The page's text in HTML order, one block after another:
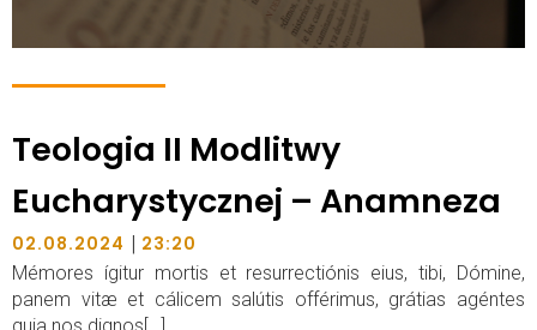
Teologia II Modlitwy
Eucharystycznej – Anamneza
02.08.2024 | 23:20
Mémores ígitur mortis et resurrectiónis eius, tibi, Dómine,
panem vitæ et cálicem salútis offérimus, grátias agéntes